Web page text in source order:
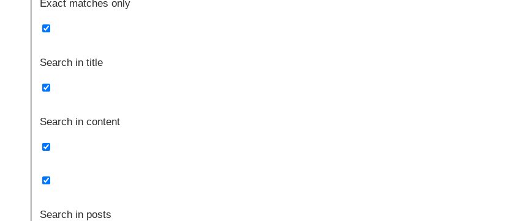
Exact matches only
Search in title
Search in content
Search in posts